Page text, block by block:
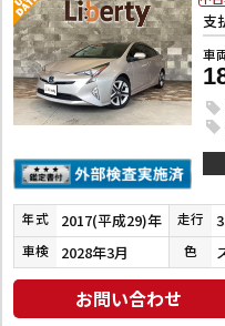
支
車
年式 2017(平成29)年 走行
車検 2028年3月 色
お問い合わせ